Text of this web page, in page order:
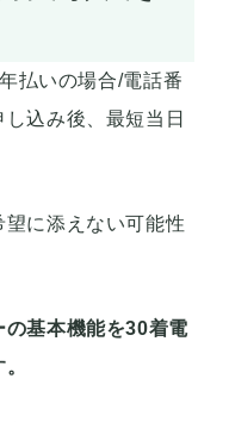
年払いの場合/電話番
込み後、最短当日
に添えない可能性
の基本機能を30着電